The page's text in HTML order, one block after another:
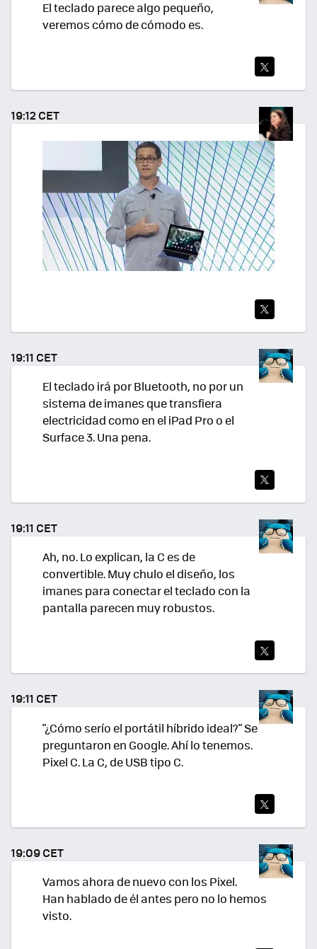
El teclado parece algo pequeño,
veremos cómo de cómodo es.
TEA
R
19:12 CET
TEA
R
19:11 CET
El teclado irá por Bluetooth, no por un
sistema de imanes que transfiera
electricidad como en el iPad Pro o el
Surface 3. Una pena.
TEA
R
19:11 CET
Ah, no. Lo explican, la C es de
convertible. Muy chulo el diseño, los
imanes para conectar el teclado con la
pantalla parecen muy robustos.
TWI
TEA
R
19:11 CET
"¿Cómo serío el portátil híbrido ideal?" Se
preguntaron en Google. Ahí lo tenemos.
Pixel C. La C, de USB tipo C.
TEA
R
19:09 CET
Vamos ahora de nuevo con los Pixel.
Han hablado de él antes pero no lo hemos
visto.